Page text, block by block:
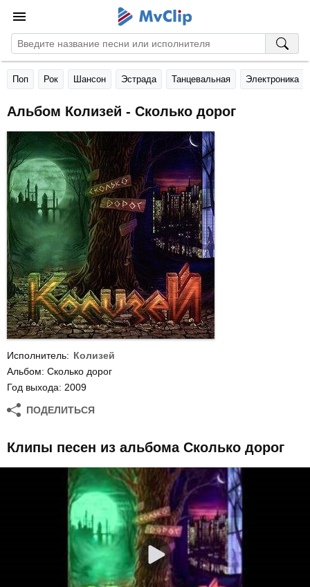
Поп Рок Шансон Эстрада Танцевальная Электроника
Альбом Колизей - Сколько дорог
Исполнитель: Колизей
Альбом: Сколько дорог
Год выхода: 2009
ПОДЕЛИТЬСЯ
Клипы песен из альбома Сколько дорог